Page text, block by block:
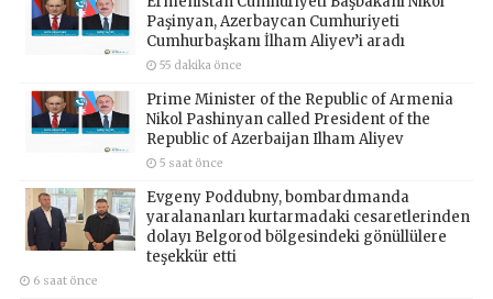
Paşinyan, Azerbaycan Cumhuriyeti
Cumhurbaşkanı İlham Aliyev’i aradı
55 dakika önce
Prime Minister of the Republic of Armenia
Nikol Pashinyan called President of the
Republic of Azerbaijan Ilham Aliyev
5 saat önce
Evgeny Poddubny, bombardımanda
yaralananları kurtarmadaki cesaretlerinden
dolayı Belgorod bölgesindeki gönüllülere
teşekkür etti
6 saat önce